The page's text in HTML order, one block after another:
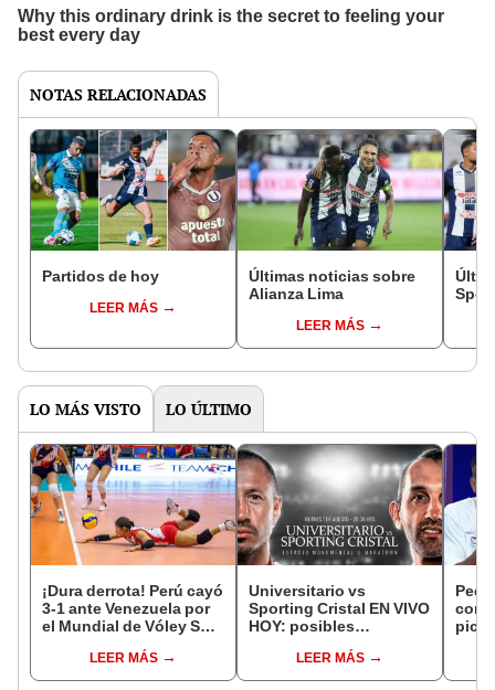
NOTAS RELACIONADAS
Partidos de hoy
LEER MÁS
Últimas noticias sobre
Alianza Lima
LEER MÁS
LO MÁS VISTO LO ÚLTIMO
¡Dura derrota! Perú cayó
3-1 ante Venezuela por
el Mundial de Vóley Sub
LEER MÁS
Universitario vs
Sporting Cristal EN VIVO
HOY: posibles
pronóstico, hora y canal
dónde ver partido por el
LEER MÁS
con